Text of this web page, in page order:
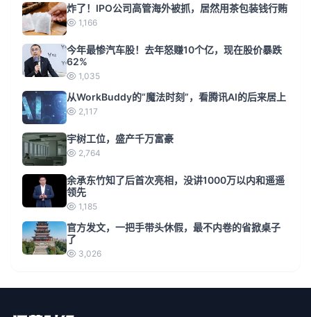
炸了！IPO公司高管海外被抓，居然用茶包装钱行贿
1,166
今年最惨汽车股！去年怒赚10个亿，现在股价暴跌
62%
1,035
从WorkBuddy的“魔法时刻”，看腾讯AI的后来居上
2,117
宇树工位，盛产千万富豪
2,764
余承东竹知了后首次亮相，没讲1000万以内和遥遥
领先
1,185
官方发文，一把手带头休假，最不内卷的省掀桌子
了
3,026